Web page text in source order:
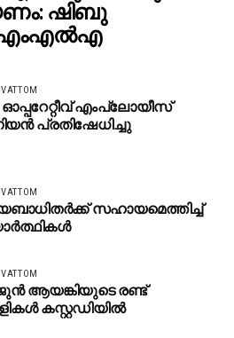
ഷിബു
എംഎൽഎ
എംപ്ലോയീസ്
പ്രതിഷേധിച്ചു
സഹായമെത്തിച്ച്
ആയങ്കിയുടെ രണ്ട്
കസ്റ്റഡിയിൽ